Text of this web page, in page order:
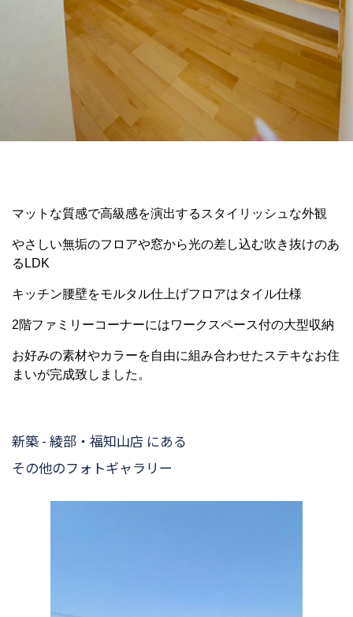
マットな質感で高級感を演出するスタイリッシュな外観
やさしい無垢のフロアや窓から光の差し込む吹き抜けのあ
るLDK
キッチン腰壁をモルタル仕上げフロアはタイル仕様
2階ファミリーコーナーにはワークスペース付の大型収納
お好みの素材やカラーを自由に組み合わせたステキなお住
まいが完成致しました。
新築 - 綾部・福知山店 にある
その他のフォトギャラリー